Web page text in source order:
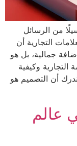
من الرسائل
التجارية أن
جمالية، بل هو
وكيفية
أن التصميم هو
عالم